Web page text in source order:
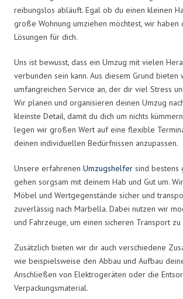
reibungslos abläuft. Egal ob du einen kleinen
große Wohnung umziehen möchtest, wir haben
Lösungen für dich.
Uns ist bewusst, dass ein Umzug mit vielen
verbunden sein kann. Aus diesem Grund bieten
umfangreichen Service an, der dir viel Stress
Wir planen und organisieren deinen Umzug
kleinste Detail, damit du dich um nichts
legen wir großen Wert auf eine flexible
deinen individuellen Bedürfnissen anzupassen.
Unsere erfahrenen Umzugshelfer sind bestens
gehen sorgsam mit deinem Hab und Gut um.
Möbel und Wertgegenstände sicher und
zuverlässig nach Marbella. Dabei nutzen wir
und Fahrzeuge, um einen sicheren Transport
Zusätzlich bieten wir dir auch verschiedene
wie beispielsweise den Abbau und Aufbau
Anschließen von Elektrogeräten oder die
Verpackungsmaterial.